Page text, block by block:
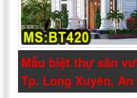
Mẫu biệt thự sân
Tp. Long Xuyên,